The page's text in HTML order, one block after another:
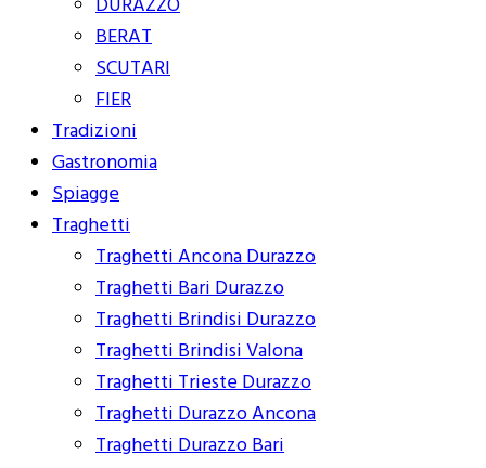
BERAT
SCUTARI
FIER
Tradizioni
Gastronomia
Spiagge
Traghetti
Traghetti Ancona Durazzo
Traghetti Bari Durazzo
Traghetti Brindisi Durazzo
Traghetti Brindisi Valona
Traghetti Trieste Durazzo
Traghetti Durazzo Ancona
Traghetti Durazzo Bari